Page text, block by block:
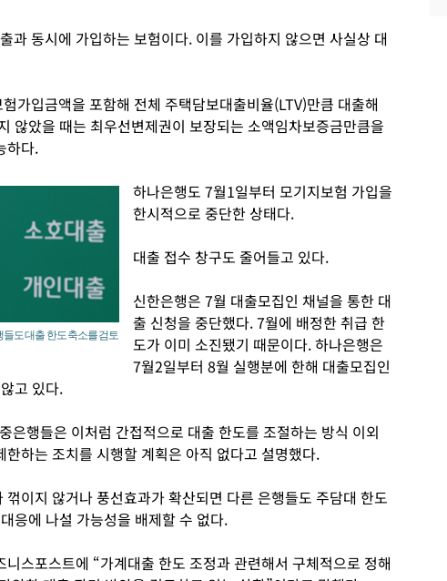
과 동시에 가입하는 보험이다. 이를 가입하지 않으면 사실상 대
가입금액을 포함해 전체 주택담보대출비율(LTV)만큼 대출해
않았을 때는 최우선변제권이 보장되는 소액임차보증금만큼을
하다.
도 대출 한도 축소를 검토
하나은행도 7월1일부터 모기지보험 가입을
한시적으로 중단한 상태다.
대출 접수 창구도 줄어들고 있다.
신한은행은 7월 대출모집인 채널을 통한 대
출 신청을 중단했다. 7월에 배정한 취급 한
도가 이미 소진됐기 때문이다. 하나은행은
7월2일부터 8월 실행분에 한해 대출모집인
고 있다.
은행들은 이처럼 간접적으로 대출 한도를 조절하는 방식 이외
한하는 조치를 시행할 계획은 아직 없다고 설명했다.
이지 않거나 풍선효과가 확산되면 다른 은행들도 주담대 한도
응에 나설 가능성을 배제할 수 없다.
스포스트에 “가계대출 한도 조정과 관련해서 구체적으로 정해